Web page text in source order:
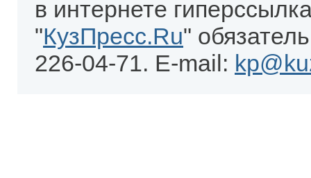
в интернете
"КузПресс.Ru"
226-04-71. E-mail: